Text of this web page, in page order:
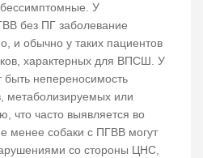
У
без ПГ заболевание
и обычно у таких пациентов
характерных для ВПСШ. У
быть непереносимость
метаболизируемых или
что часто выявляется во
менее собаки с ПГВВ могут
со стороны ЦНС,